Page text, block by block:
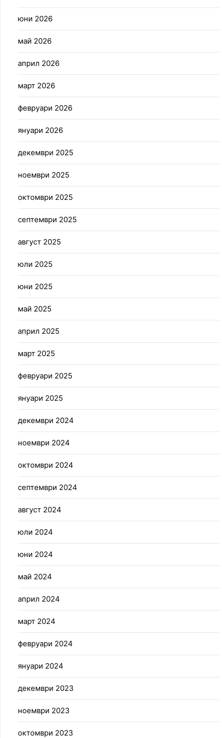
юни 2026
май 2026
април 2026
март 2026
февруари 2026
януари 2026
декември 2025
ноември 2025
октомври 2025
септември 2025
август 2025
юли 2025
юни 2025
май 2025
април 2025
март 2025
февруари 2025
януари 2025
декември 2024
ноември 2024
октомври 2024
септември 2024
август 2024
юли 2024
юни 2024
май 2024
април 2024
март 2024
февруари 2024
януари 2024
декември 2023
ноември 2023
октомври 2023